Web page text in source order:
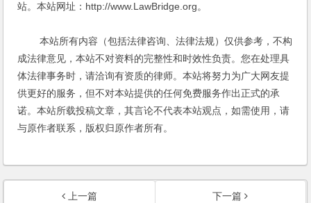
站。本站网址：http://www.LawBridge.org。
本站所有内容（包括法律咨询、法律法规）仅供参考，不构
成法律意见，本站不对资料的完整性和时效性负责。您在处理具
体法律事务时，请洽询有资质的律师。本站将努力为广大网友提
供更好的服务，但不对本站提供的任何免费服务作出正式的承
诺。本站所载投稿文章，其言论不代表本站观点，如需使用，请
与原作者联系，版权归原作者所有。
上一篇
下一篇